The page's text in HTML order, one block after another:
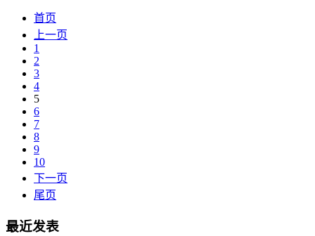
首页
上一页
1
2
3
4
5
6
7
8
9
10
下一页
尾页
最近发表